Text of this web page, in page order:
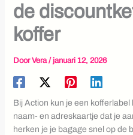
de
koffer
DoorVera/ januari 12, 2026
Bij Action kun je een
naam- en adreskaartje dat je
herken je je bagage snel op de